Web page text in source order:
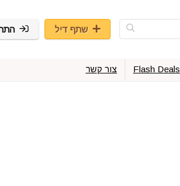
שתף דיל
Flash Deals צור קשר